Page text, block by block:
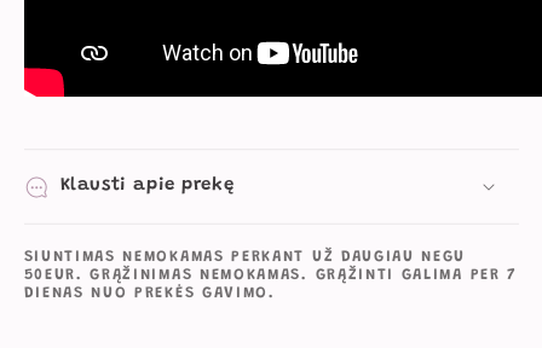
Klausti apie prekę
SIUNTIMAS NEMOKAMAS PERKANT UŽ DAUGIAU NEGU
50EUR. GRĄŽINIMAS NEMOKAMAS. GRĄŽINTI GALIMA PER 7
DIENAS NUO PREKĖS GAVIMO.